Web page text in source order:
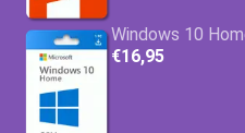
Windows 10
€16,95